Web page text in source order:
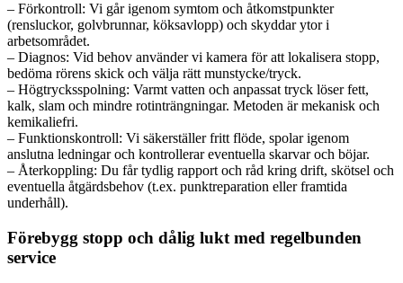
– Förkontroll: Vi går igenom symtom och åtkomstpunkter
(rensluckor, golvbrunnar, köksavlopp) och skyddar ytor i
arbetsområdet.
– Diagnos: Vid behov använder vi kamera för att lokalisera stopp,
bedöma rörens skick och välja rätt munstycke/tryck.
– Högtrycksspolning: Varmt vatten och anpassat tryck löser fett,
kalk, slam och mindre rotinträngningar. Metoden är mekanisk och
kemikaliefri.
– Funktionskontroll: Vi säkerställer fritt flöde, spolar igenom
anslutna ledningar och kontrollerar eventuella skarvar och böjar.
– Återkoppling: Du får tydlig rapport och råd kring drift, skötsel och
eventuella åtgärdsbehov (t.ex. punktreparation eller framtida
underhåll).
Förebygg stopp och dålig lukt med regelbunden
service